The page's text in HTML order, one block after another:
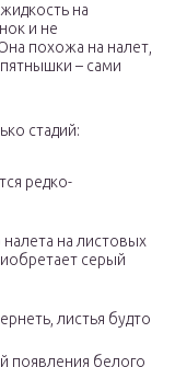
на
и не
похожа на налет,
– сами
стадий:
редко-
на листовых
серый
листья будто
появления белого